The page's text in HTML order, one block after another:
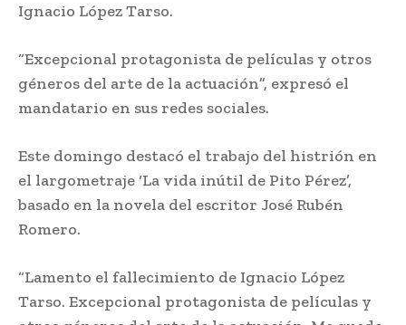
Ignacio López Tarso.
“Excepcional protagonista de películas y otros
géneros del arte de la actuación”, expresó el
mandatario en sus redes sociales.
Este domingo destacó el trabajo del histrión en
el largometraje ‘La vida inútil de Pito Pérez’,
basado en la novela del escritor José Rubén
Romero.
“Lamento el fallecimiento de Ignacio López
Tarso. Excepcional protagonista de películas y